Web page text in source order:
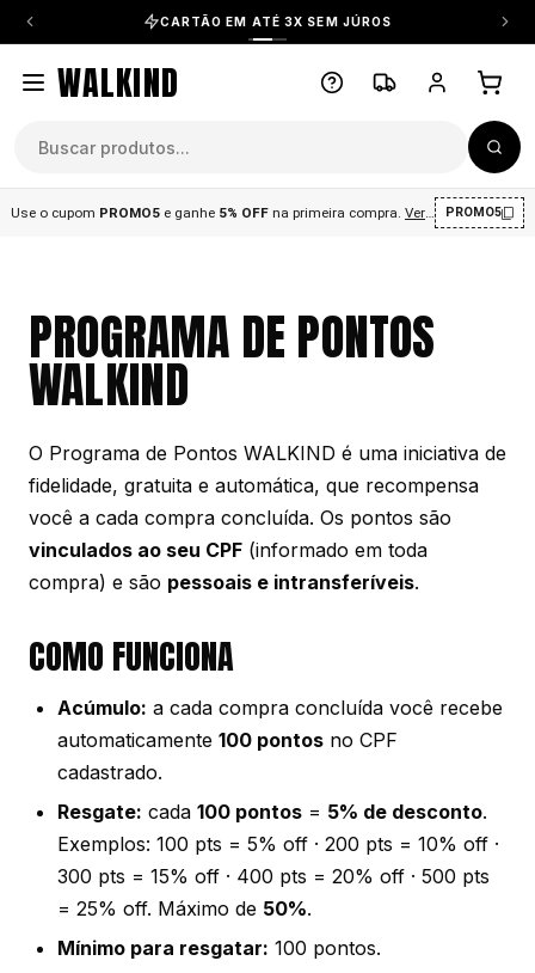
CARTÃO EM ATÉ 3X SEM JÚROS
WALKIND
Use o cupom PROMO5 e ganhe 5% OFF na primeira compra Ver condições .
PROMO5
PROGRAMA DE PONTOS
WALKIND
O Programa de Pontos WALKIND é uma iniciativa de
fidelidade, gratuita e automática, que recompensa
você a cada compra concluída. Os pontos são
vinculados ao seu CPF (informado em toda
compra) e são pessoais e intransferíveis.
COMO FUNCIONA
Acúmulo: a cada compra concluída você recebe
automaticamente 100 pontos no CPF
cadastrado.
Resgate: cada 100 pontos = 5% de desconto.
Exemplos: 100 pts = 5% off · 200 pts = 10% off ·
300 pts = 15% off · 400 pts = 20% off · 500 pts
= 25% off. Máximo de 50%.
Mínimo para resgatar: 100 pontos.